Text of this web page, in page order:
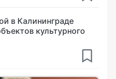
в Калининграде
культурного